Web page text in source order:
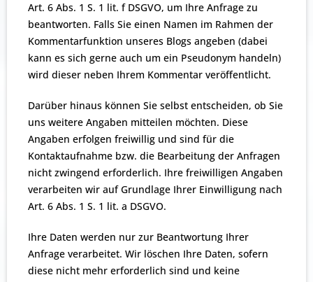
Art. 6 Abs. 1 S. 1 lit. f DSGVO, um Ihre Anfrage zu
beantworten. Falls Sie einen Namen im Rahmen der
Kommentarfunktion unseres Blogs angeben (dabei
kann es sich gerne auch um ein Pseudonym handeln)
wird dieser neben Ihrem Kommentar veröffentlicht.
Darüber hinaus können Sie selbst entscheiden, ob Sie
uns weitere Angaben mitteilen möchten. Diese
Angaben erfolgen freiwillig und sind für die
Kontaktaufnahme bzw. die Bearbeitung der Anfragen
nicht zwingend erforderlich. Ihre freiwilligen Angaben
verarbeiten wir auf Grundlage Ihrer Einwilligung nach
Art. 6 Abs. 1 S. 1 lit. a DSGVO.
Ihre Daten werden nur zur Beantwortung Ihrer
Anfrage verarbeitet. Wir löschen Ihre Daten, sofern
diese nicht mehr erforderlich sind und keine